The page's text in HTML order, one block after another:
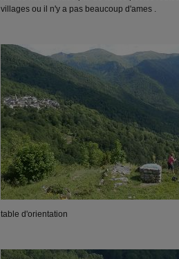
villages ou il n'y a pas beaucoup d'ames .
table d'orientation